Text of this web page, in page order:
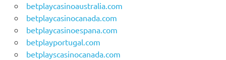
betplaycasinoaustralia.com
betplaycasinocanada.com
betplaycasinoespana.com
betplayportugal.com
betplayscasinocanada.com